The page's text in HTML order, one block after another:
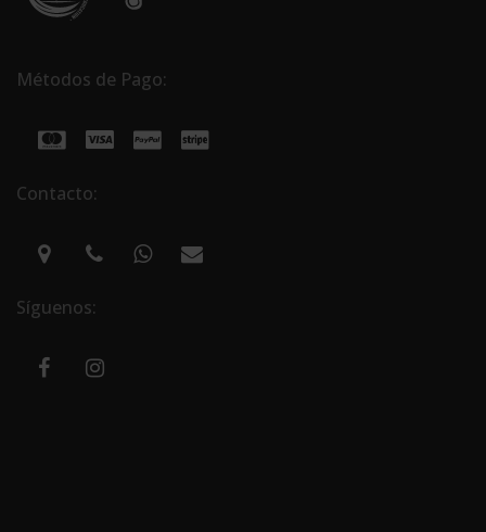
Métodos de Pago:
Contacto:
Síguenos: